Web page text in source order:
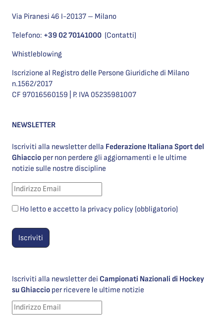
Via Piranesi 46 I-20137 – Milano
Telefono: +39 02 70141000 (Contatti)
Whistleblowing
Iscrizione al Registro delle Persone Giuridiche di Milano
n.1562/2017
CF 97016560159 | P. IVA 05235981007
NEWSLETTER
Iscriviti alla newsletter della Federazione Italiana Sport del
Ghiaccio per non perdere gli aggiornamenti e le ultime
notizie sulle nostre discipline
Ho letto e accetto la privacy policy (obbligatorio)
Iscriviti alla newsletter dei Campionati Nazionali di Hockey
su Ghiaccio per ricevere le ultime notizie